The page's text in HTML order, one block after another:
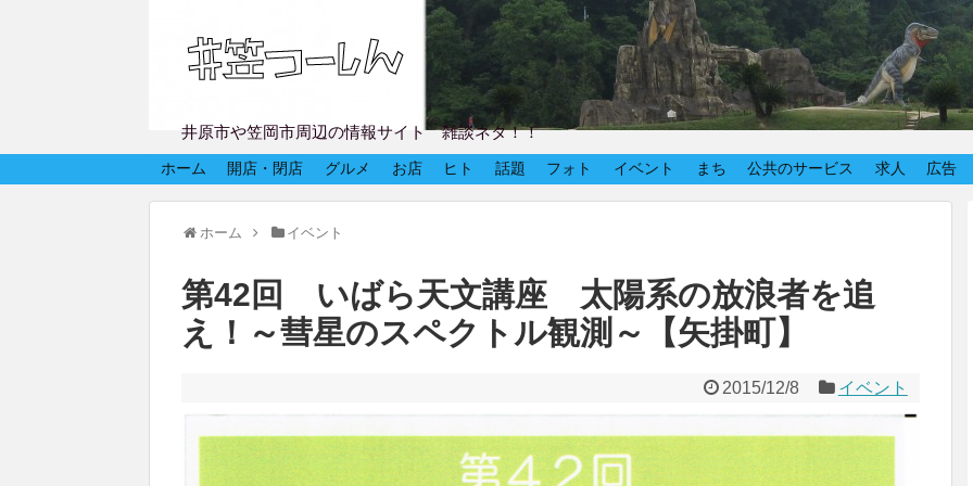
井原市や笠岡市周辺の情報サイト 雑談ネタ！！
ホーム 開店・閉店 グルメ お店 ヒト 話題 フォト イベント まち 公共のサービス 求人 広告
ホーム イベント
第42回 いばら天文講座 太陽系の放浪者を追
え！～彗星のスペクトル観測～【矢掛町】
2015/12/8 イベント